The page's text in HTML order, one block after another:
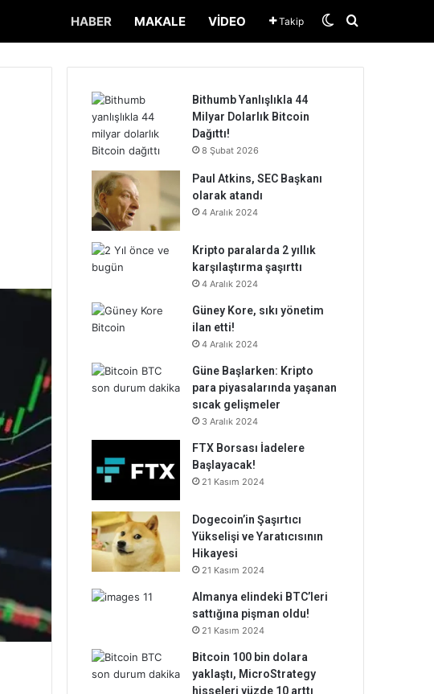
HABER MAKALE VIDEO Takip Dış görünümü
Arama yap
Bithumb Yanlışlıkla 44
Milyar Dolarlık Bitcoin
Dağıttı!
8 Şubat 2026
Paul Atkins, SEC Başkanı
olarak atandı
4 Aralık 2024
Kripto paralarda 2 yıllık
karşılaştırma şaşırttı
4 Aralık 2024
Güney Kore, sıkı yönetim
ilan etti!
4 Aralık 2024
Güne Başlarken: Kripto
para piyasalarında yaşanan
sıcak gelişmeler
3 Aralık 2024
FTX Borsası İadelere
Başlayacak!
21 Kasım 2024
Dogecoin’in Şaşırtıcı
Yükselişi ve Yaratıcısının
Hikayesi
21 Kasım 2024
Almanya elindeki BTC’leri
sattığına pişman oldu!
21 Kasım 2024
Bitcoin 100 bin dolara
yaklaştı, MicroStrategy
hisseleri yüzde 10 arttı